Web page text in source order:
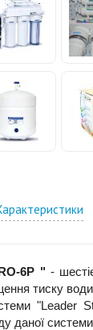
6P " -
тиску
"Leader
даної